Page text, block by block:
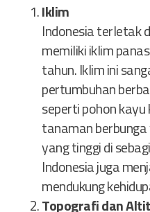
Iklim
Indonesia terletak
memiliki iklim
tahun. Iklim ini
pertumbuhan
seperti pohon kayu
tanaman berbunga
yang tinggi di
Indonesia juga
mendukung
Topografi dan